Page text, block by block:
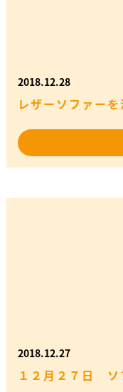
2018.12.28
レザーソファーを
2018.12.27
１２月２７日